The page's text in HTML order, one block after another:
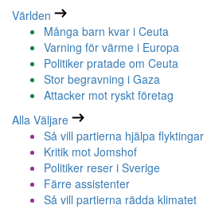
Världen
Många barn kvar i Ceuta
Varning för värme i Europa
Politiker pratade om Ceuta
Stor begravning i Gaza
Attacker mot ryskt företag
Alla Väljare
Så vill partierna hjälpa flyktingar
Kritik mot Jomshof
Politiker reser i Sverige
Färre assistenter
Så vill partierna rädda klimatet